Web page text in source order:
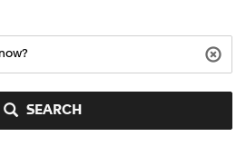
SEARCH